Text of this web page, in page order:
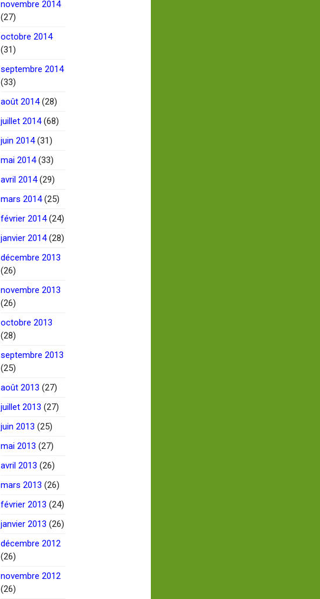
novembre 2014
(27)
octobre 2014
(31)
septembre 2014
(33)
août 2014(28)
juillet 2014(68)
juin 2014(31)
mai 2014(33)
avril 2014(29)
mars 2014(25)
février 2014(24)
janvier 2014(28)
décembre 2013
(26)
novembre 2013
(26)
octobre 2013
(28)
septembre 2013
(25)
août 2013 (27)
juillet 2013 (27)
juin 2013 (25)
mai 2013 (27)
avril 2013 (26)
mars 2013 (26)
février 2013 (24)
janvier 2013 (26)
décembre 2012
(26)
novembre 2012
(26)